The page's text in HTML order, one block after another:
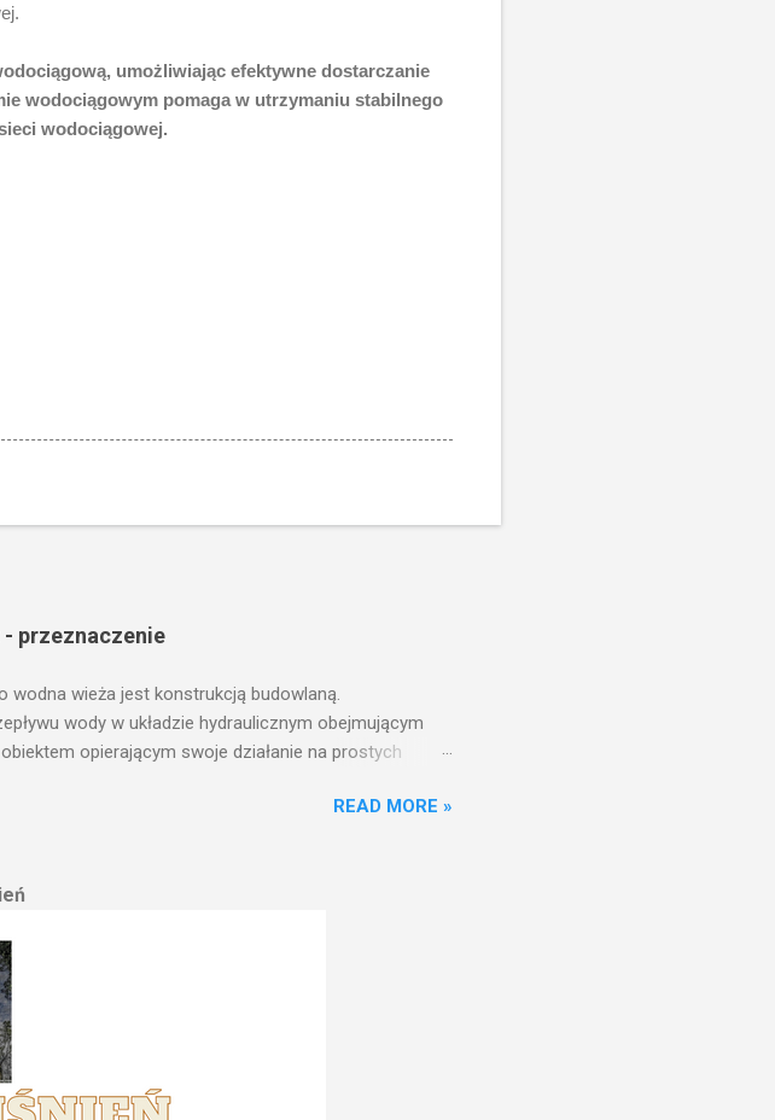
umożliwiając efektywne dostarczanie
wodociągowym pomaga w utrzymaniu stabilnego
wodociągowej.
- przeznaczenie
wieża jest konstrukcją budowlaną.
wody w układzie hydraulicznym obejmującym
opierającym swoje działanie na prostych
Podstawową funkcją wież ciśnień jest zwiększanie
gromadząca się woda w zbiorniku wieży ciśnień
READ MORE »